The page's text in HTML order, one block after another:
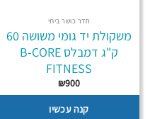
חדר כושר ביתי
משקולת יד גומי משושה 60
ק"ג דמבלס B-CORE
FITNESS
₪900
קנה עכשיו